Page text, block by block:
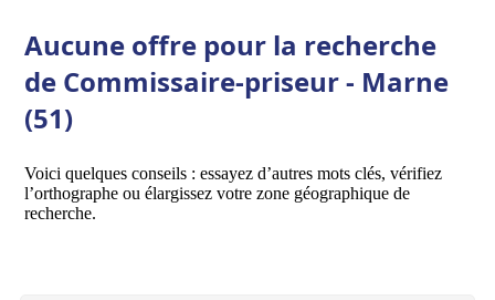
Aucune offre pour la recherche
de Commissaire-priseur - Marne
(51)
Voici quelques conseils : essayez d’autres mots clés, vérifiez
l’orthographe ou élargissez votre zone géographique de
recherche.